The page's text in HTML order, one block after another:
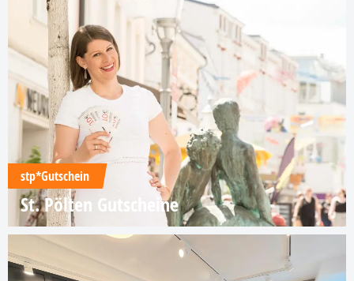
stp*Gutschein
St. Pölten Gutscheine